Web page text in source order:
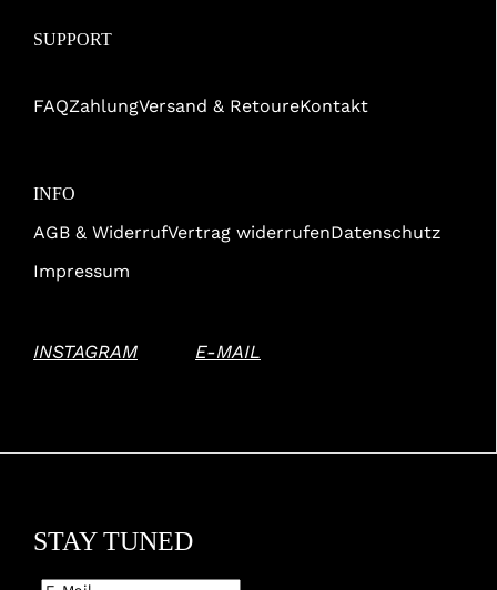
SUPPORT
FAQZahlungVersand & RetoureKontakt
INFO
AGB & WiderrufVertrag widerrufenDatenschutz
Impressum
INSTAGRAM E-MAIL
STAY TUNED